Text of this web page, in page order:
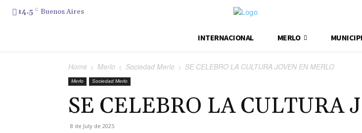
14.5 C Buenos Aires
INTERNACIONAL MERLO
Home Merlo Sociedad Merlo SE CELEBRO LA CULTURA JOVEN EN MERLO
Merlo Sociedad Merlo
SE CELEBRO LA CULTURA
8 de July de 2025